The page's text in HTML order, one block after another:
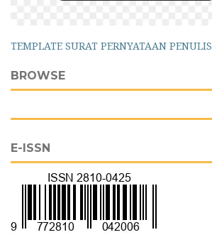
TEMPLATE SURAT PERNYATAAN PENULIS
BROWSE
E-ISSN